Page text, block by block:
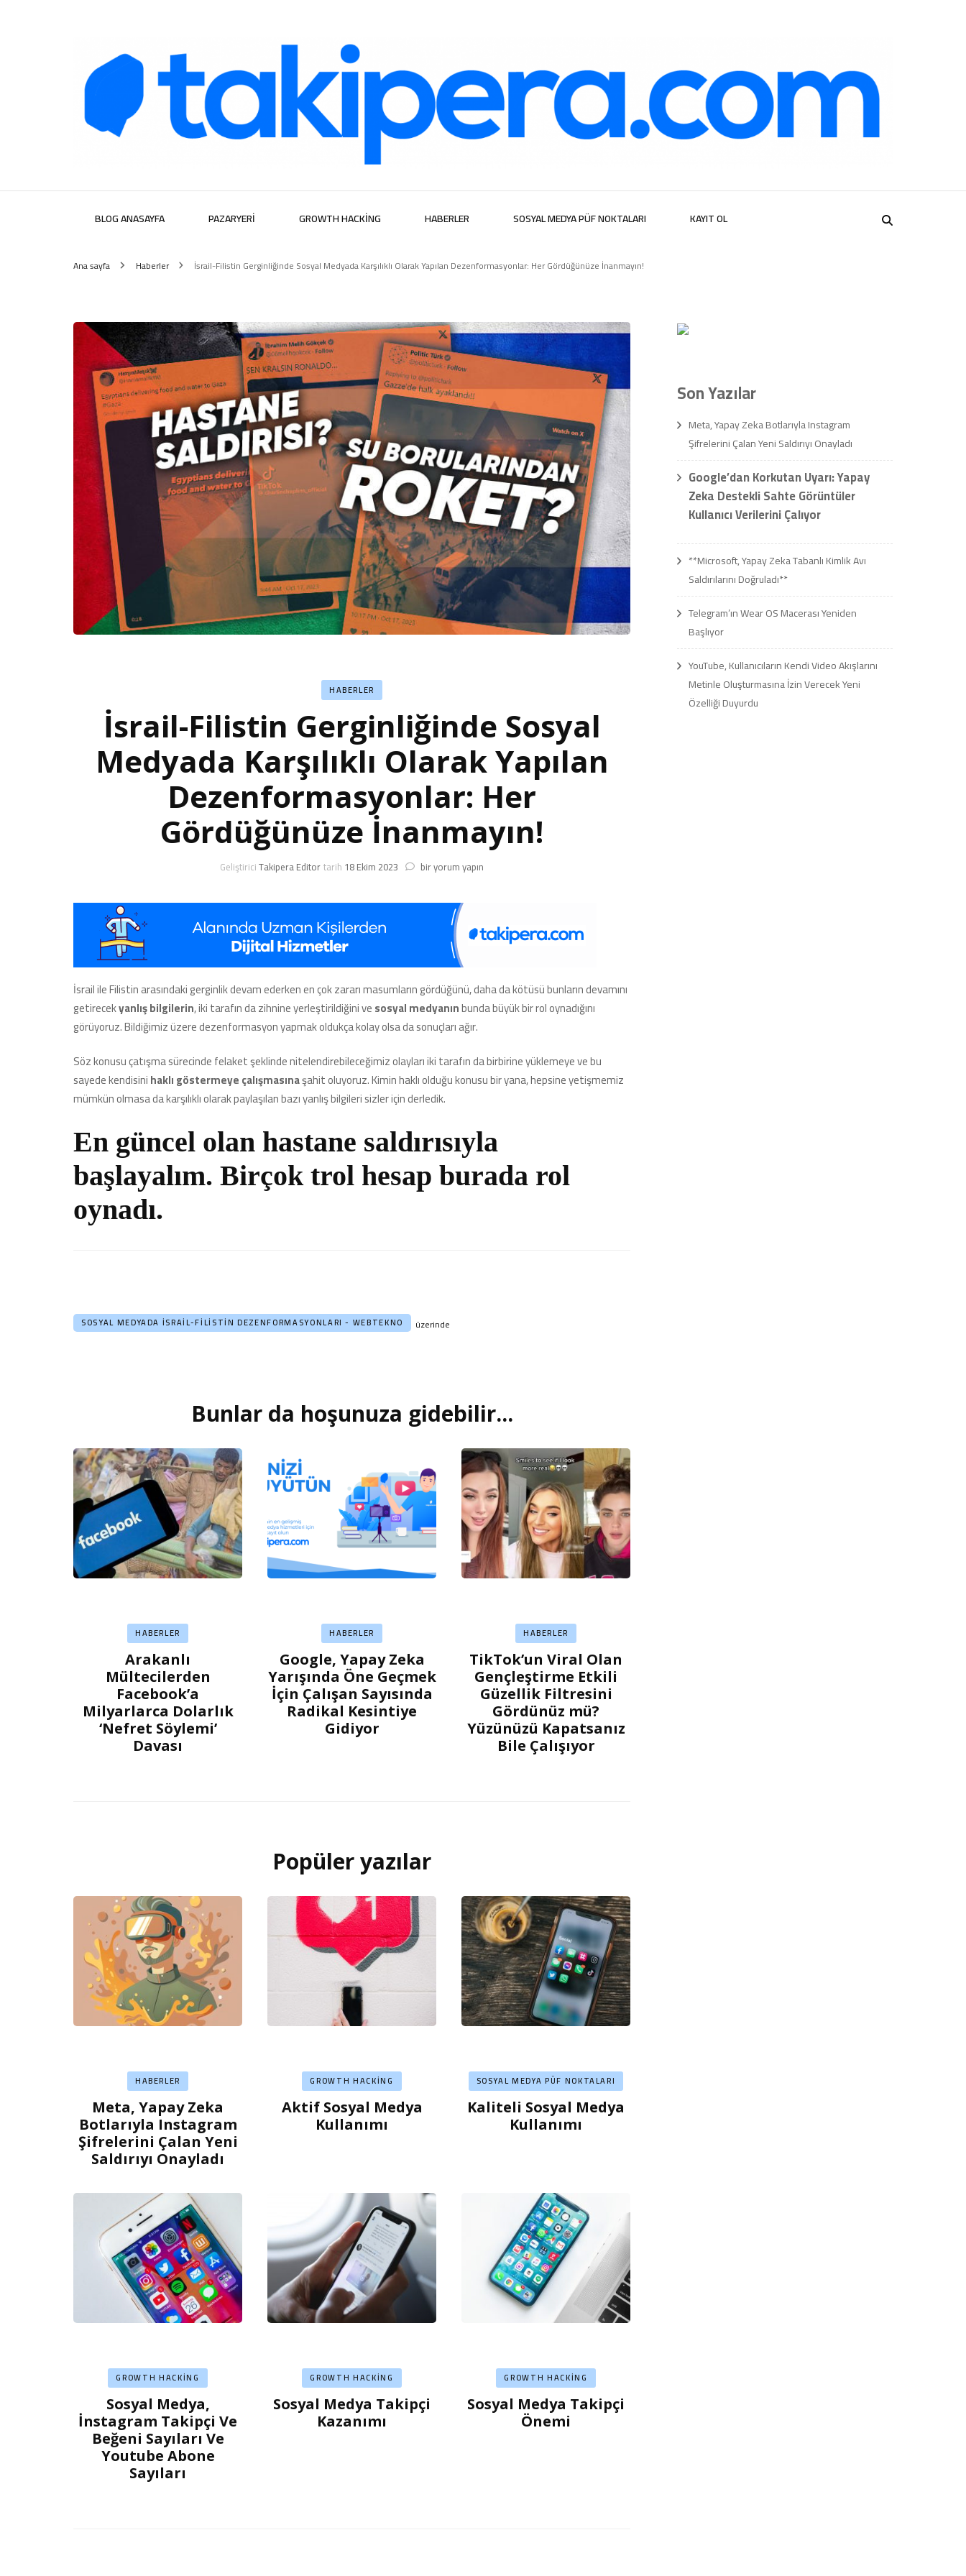
Takipera Dijital Hizmetler
BLOG ANASAYFA PAZARYERI GROWTH HACKING HABERLER SOSYAL MEDYA PÜF NOKTALARI KAYIT OL
Ana sayfa Haberler İsrail-Filistin Gerginliğinde Sosyal Medyada Karşılıklı Olarak Yapılan Dezenformasyonlar: Her Gördüğünüze İnanmayın!
HABERLER
İsrail-Filistin Gerginliğinde Sosyal
Medyada Karşılıklı Olarak Yapılan
Dezenformasyonlar: Her
Gördüğünüze İnanmayın!
GeliştiriciTakipera Editortarih 18 Ekim 2023 İsrail-
Sosyal
Medyada
Karşılıklı
Yapılan
Dezenformasyonlar:
Her
Gördüğünüze
İnanmayın!
bir yorum yapın
İsrail ile Filistin arasındaki gerginlik devam ederken en çok zararı masumların gördüğünü, daha da kötüsü bunların devamını
getirecekyanlış bilgilerin, iki tarafın da zihnine yerleştirildiğini vesosyal medyanınbunda büyük bir rol oynadığını
görüyoruz. Bildiğimiz üzere dezenformasyon yapmak oldukça kolay olsa da sonuçları ağır.
Söz konusu çatışma sürecinde felaket şeklinde nitelendirebileceğimiz olayları iki tarafın da birbirine yüklemeye ve bu
sayede kendisinihaklı göstermeye çalışmasınaşahit oluyoruz. Kimin haklı olduğu konusu bir yana, hepsine yetişmemiz
mümkün olmasa da karşılıklı olarak paylaşılan bazı yanlış bilgileri sizler için derledik.
En güncel olan hastane saldırısıyla
başlayalım. Birçok trol hesap burada rol
oynadı.
SOSYAL MEDYADA İSRAIL-FILISTIN DEZENFORMASYONLARI - WEBTEKNO üzerinde
Bunlar da hoşunuza gidebilir...
HABERLER
Arakanlı
Mültecilerden
Facebook’a
Milyarlarca Dolarlık
‘Nefret Söylemi’
Davası
HABERLER
Google, Yapay Zeka
Yarışında Öne Geçmek
İçin Çalışan Sayısında
Radikal Kesintiye
Gidiyor
HABERLER
TikTok’un Viral Olan
Gençleştirme Etkili
Güzellik Filtresini
Gördünüz mü?
Yüzünüzü Kapatsanız
Bile Çalışıyor
Popüler yazılar
HABERLER
Meta, Yapay Zeka
Botlarıyla Instagram
Şifrelerini Çalan Yeni
Saldırıyı Onayladı
GROWTH HACKING
Aktif Sosyal Medya
Kullanımı
SOSYAL MEDYA PÜF NOKTALARI
Kaliteli Sosyal Medya
Kullanımı
GROWTH HACKING
Sosyal Medya,
İnstagram Takipçi Ve
Beğeni Sayıları Ve
Youtube Abone
Sayıları
GROWTH HACKING
Sosyal Medya Takipçi
Kazanımı
GROWTH HACKING
Sosyal Medya Takipçi
Önemi
Son Yazılar
Meta, Yapay Zeka Botlarıyla Instagram
Şifrelerini Çalan Yeni Saldırıyı Onayladı
Google’dan Korkutan Uyarı: Yapay
Zeka Destekli Sahte Görüntüler
Kullanıcı Verilerini Çalıyor
**Microsoft, Yapay Zeka Tabanlı Kimlik Avı
Saldırılarını Doğruladı**
Telegram’ın Wear OS Macerası Yeniden
Başlıyor
YouTube, Kullanıcıların Kendi Video Akışlarını
Metinle Oluşturmasına İzin Verecek Yeni
Özelliği Duyurdu